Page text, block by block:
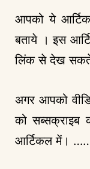
आपको ये
बताये । इस
लिंक से देख
अगर आपको
को सब्सक्राइब
आर्टिकल में। ……